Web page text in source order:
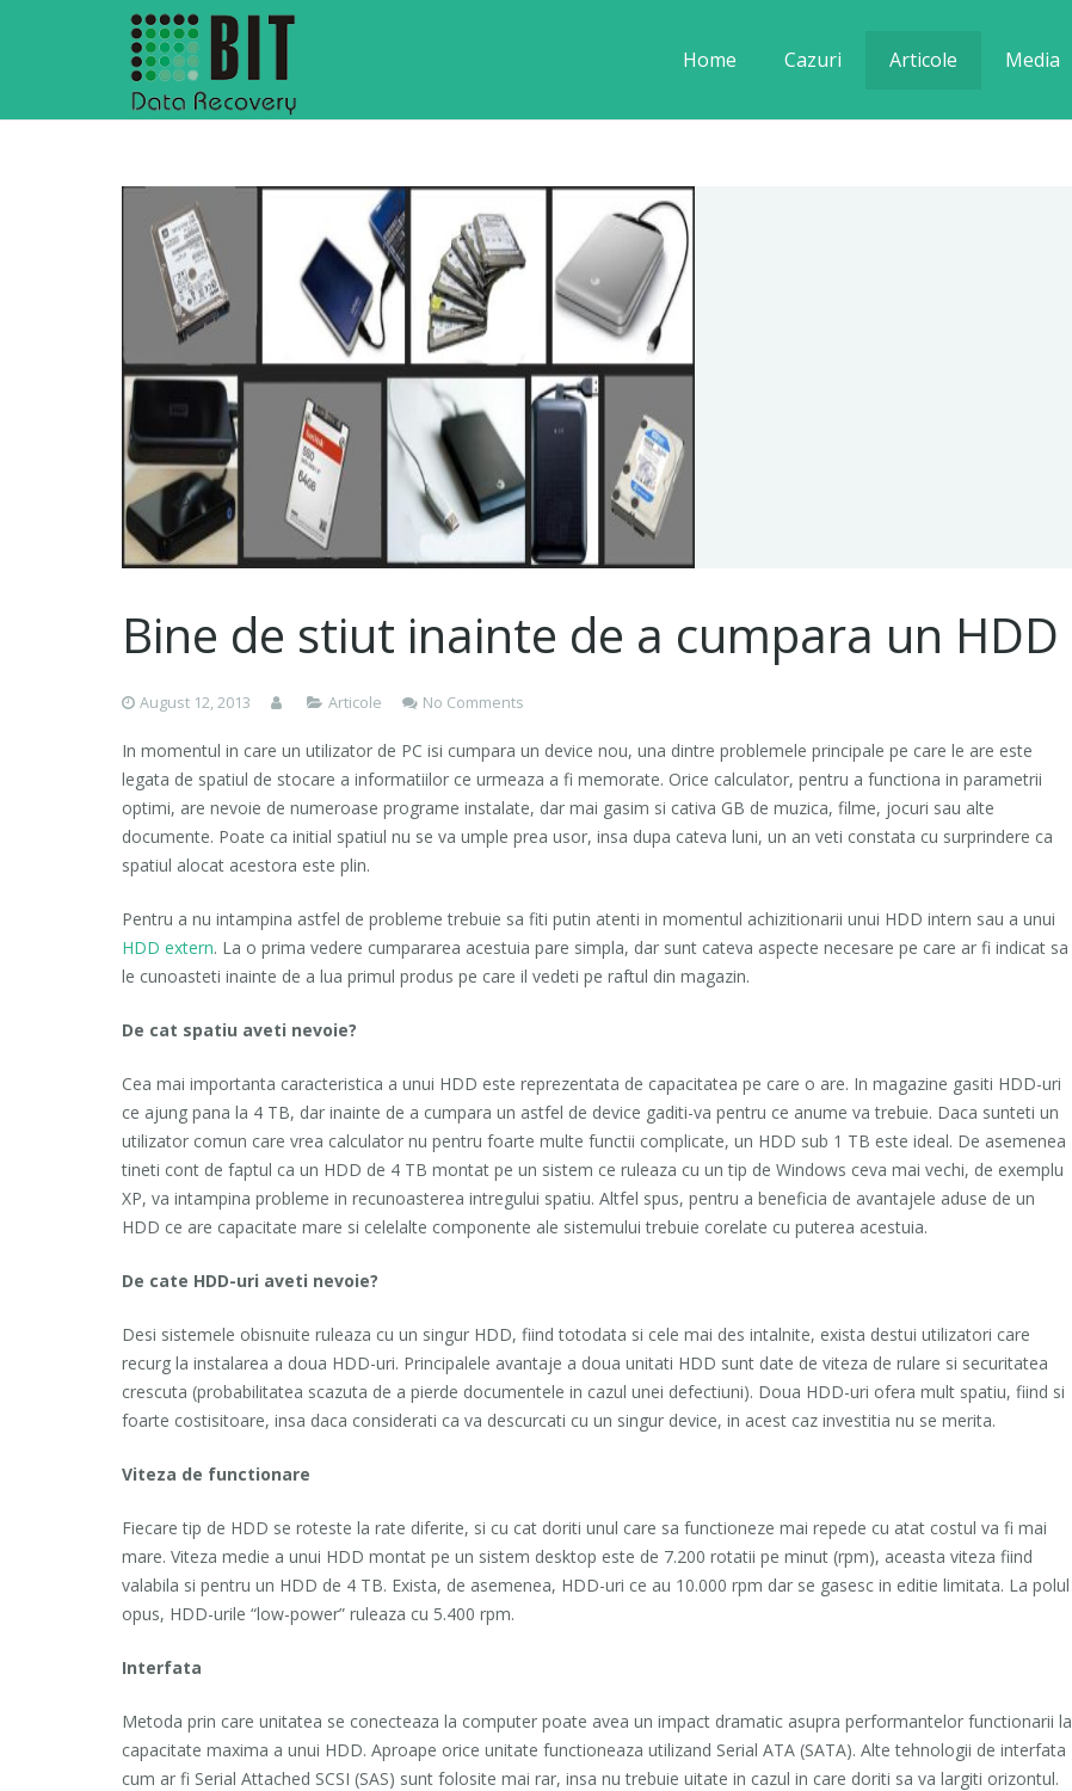
Home Cazuri Articole Media
Bine de stiut inainte de a cumpara un HDD
August 12, 2013 Articole No Comments
In momentul in care un utilizator de PC isi cumpara un device nou, una dintre problemele principale pe care le are este
legata de spatiul de stocare a informatiilor ce urmeaza a fi memorate. Orice calculator, pentru a functiona in parametrii
optimi, are nevoie de numeroase programe instalate, dar mai gasim si cativa GB de muzica, filme, jocuri sau alte
documente. Poate ca initial spatiul nu se va umple prea usor, insa dupa cateva luni, un an veti constata cu surprindere ca
spatiul alocat acestora este plin.
Pentru a nu intampina astfel de probleme trebuie sa fiti putin atenti in momentul achizitionarii unui HDD intern sau a unui
HDD extern. La o prima vedere cumpararea acestuia pare simpla, dar sunt cateva aspecte necesare pe care ar fi indicat sa
le cunoasteti inainte de a lua primul produs pe care il vedeti pe raftul din magazin.
De cat spatiu aveti nevoie?
Cea mai importanta caracteristica a unui HDD este reprezentata de capacitatea pe care o are. In magazine gasiti HDD-uri
ce ajung pana la 4 TB, dar inainte de a cumpara un astfel de device gaditi-va pentru ce anume va trebuie. Daca sunteti un
utilizator comun care vrea calculator nu pentru foarte multe functii complicate, un HDD sub 1 TB este ideal. De asemenea
tineti cont de faptul ca un HDD de 4 TB montat pe un sistem ce ruleaza cu un tip de Windows ceva mai vechi, de exemplu
XP, va intampina probleme in recunoasterea intregului spatiu. Altfel spus, pentru a beneficia de avantajele aduse de un
HDD ce are capacitate mare si celelalte componente ale sistemului trebuie corelate cu puterea acestuia.
De cate HDD-uri aveti nevoie?
Desi sistemele obisnuite ruleaza cu un singur HDD, fiind totodata si cele mai des intalnite, exista destui utilizatori care
recurg la instalarea a doua HDD-uri. Principalele avantaje a doua unitati HDD sunt date de viteza de rulare si securitatea
crescuta (probabilitatea scazuta de a pierde documentele in cazul unei defectiuni). Doua HDD-uri ofera mult spatiu, fiind si
foarte costisitoare, insa daca considerati ca va descurcati cu un singur device, in acest caz investitia nu se merita.
Viteza de functionare
Fiecare tip de HDD se roteste la rate diferite, si cu cat doriti unul care sa functioneze mai repede cu atat costul va fi mai
mare. Viteza medie a unui HDD montat pe un sistem desktop este de 7.200 rotatii pe minut (rpm), aceasta viteza fiind
valabila si pentru un HDD de 4 TB. Exista, de asemenea, HDD-uri ce au 10.000 rpm dar se gasesc in editie limitata. La polul
opus, HDD-urile “low-power” ruleaza cu 5.400 rpm.
Interfata
Metoda prin care unitatea se conecteaza la computer poate avea un impact dramatic asupra performantelor functionarii la
capacitate maxima a unui HDD. Aproape orice unitate functioneaza utilizand Serial ATA (SATA). Alte tehnologii de interfata
cum ar fi Serial Attached SCSI (SAS) sunt folosite mai rar, insa nu trebuie uitate in cazul in care doriti sa va largiti orizontul.